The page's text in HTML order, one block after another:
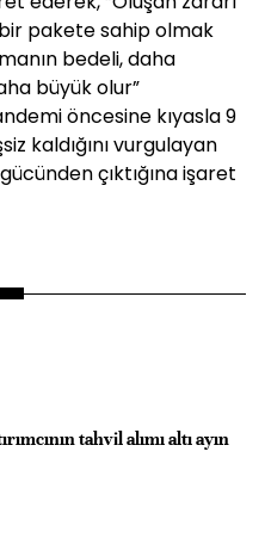
pakete sahip olmak
bedeli, daha
büyük olur”
öncesine kıyasla 9
kaldığını vurgulayan
çıktığına işaret
tahvil alımı altı ayın